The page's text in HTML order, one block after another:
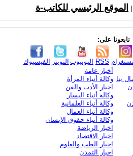
الموقع الرئيسي للكاتب-ة
تابعونا على:
الفيسبوك التويتر اليوتيوب RSS
بنا
أخبار عامة
وكالة أنباء المرأة
اخبار الأدب والفن
وكالة أنباء اليسار
وكالة أنباء العلمانية
وكالة أنباء العمال
وكالة أنباء حقوق الإنسان
اخبار الرياضة
اخبار الاقتصاد
اخبار الطب والعلوم
اخبار التمدن